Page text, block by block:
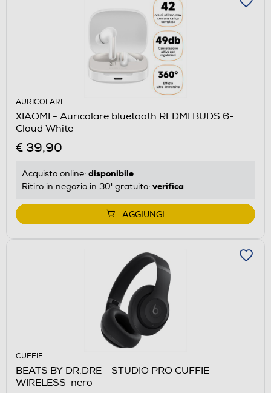
AURICOLARI
XIAOMI - Auricolare bluetooth REDMI BUDS 6-
Cloud White
€ 39,90
Acquisto online: disponibile
Ritiro in negozio in 30' gratuito: verifica
AGGIUNGI
CUFFIE
BEATS BY DR.DRE - STUDIO PRO CUFFIE
WIRELESS-nero